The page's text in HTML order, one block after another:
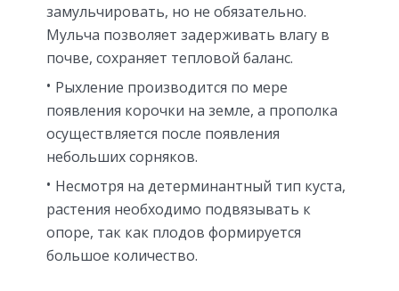
замульчировать, но не обязательно.
Мульча позволяет задерживать влагу в
почве, сохраняет тепловой баланс.
Рыхление производится по мере
появления корочки на земле, а прополка
осуществляется после появления
небольших сорняков.
Несмотря на детерминантный тип куста,
растения необходимо подвязывать к
опоре, так как плодов формируется
большое количество.